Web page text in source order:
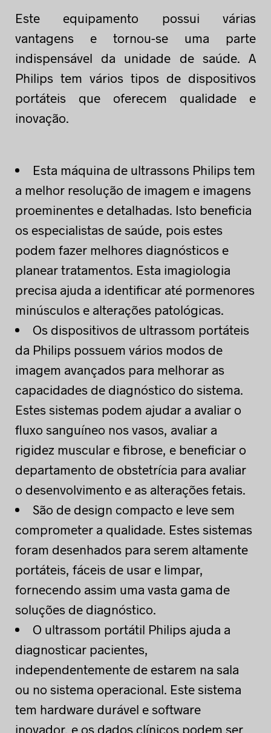
Este equipamento possui várias
vantagens e tornou-se uma parte
indispensável da unidade de saúde. A
Philips tem vários tipos de dispositivos
portáteis que oferecem qualidade e
inovação.
Esta máquina de ultrassons Philips tem
a melhor resolução de imagem e imagens
proeminentes e detalhadas. Isto beneficia
os especialistas de saúde, pois estes
podem fazer melhores diagnósticos e
planear tratamentos. Esta imagiologia
precisa ajuda a identificar até pormenores
minúsculos e alterações patológicas.
Os dispositivos de ultrassom portáteis
da Philips possuem vários modos de
imagem avançados para melhorar as
capacidades de diagnóstico do sistema.
Estes sistemas podem ajudar a avaliar o
fluxo sanguíneo nos vasos, avaliar a
rigidez muscular e fibrose, e beneficiar o
departamento de obstetrícia para avaliar
o desenvolvimento e as alterações fetais.
São de design compacto e leve sem
comprometer a qualidade. Estes sistemas
foram desenhados para serem altamente
portáteis, fáceis de usar e limpar,
fornecendo assim uma vasta gama de
soluções de diagnóstico.
O ultrassom portátil Philips ajuda a
diagnosticar pacientes,
independentemente de estarem na sala
ou no sistema operacional. Este sistema
tem hardware durável e software
inovador, e os dados clínicos podem ser